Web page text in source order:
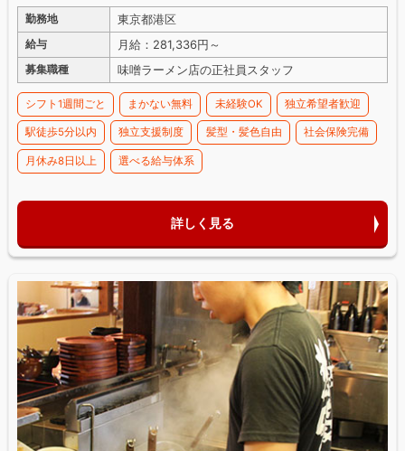
勤務地 東京都港区
給与 月給：281,336円～
募集職種 味噌ラーメン店の正社員スタッフ
シフト1週間ごと まかない無料 未経験OK 独立希望者歓迎
駅徒歩5分以内 独立支援制度 髪型・髪色自由 社会保険完備
月休み8日以上 選べる給与体系
詳しく見る